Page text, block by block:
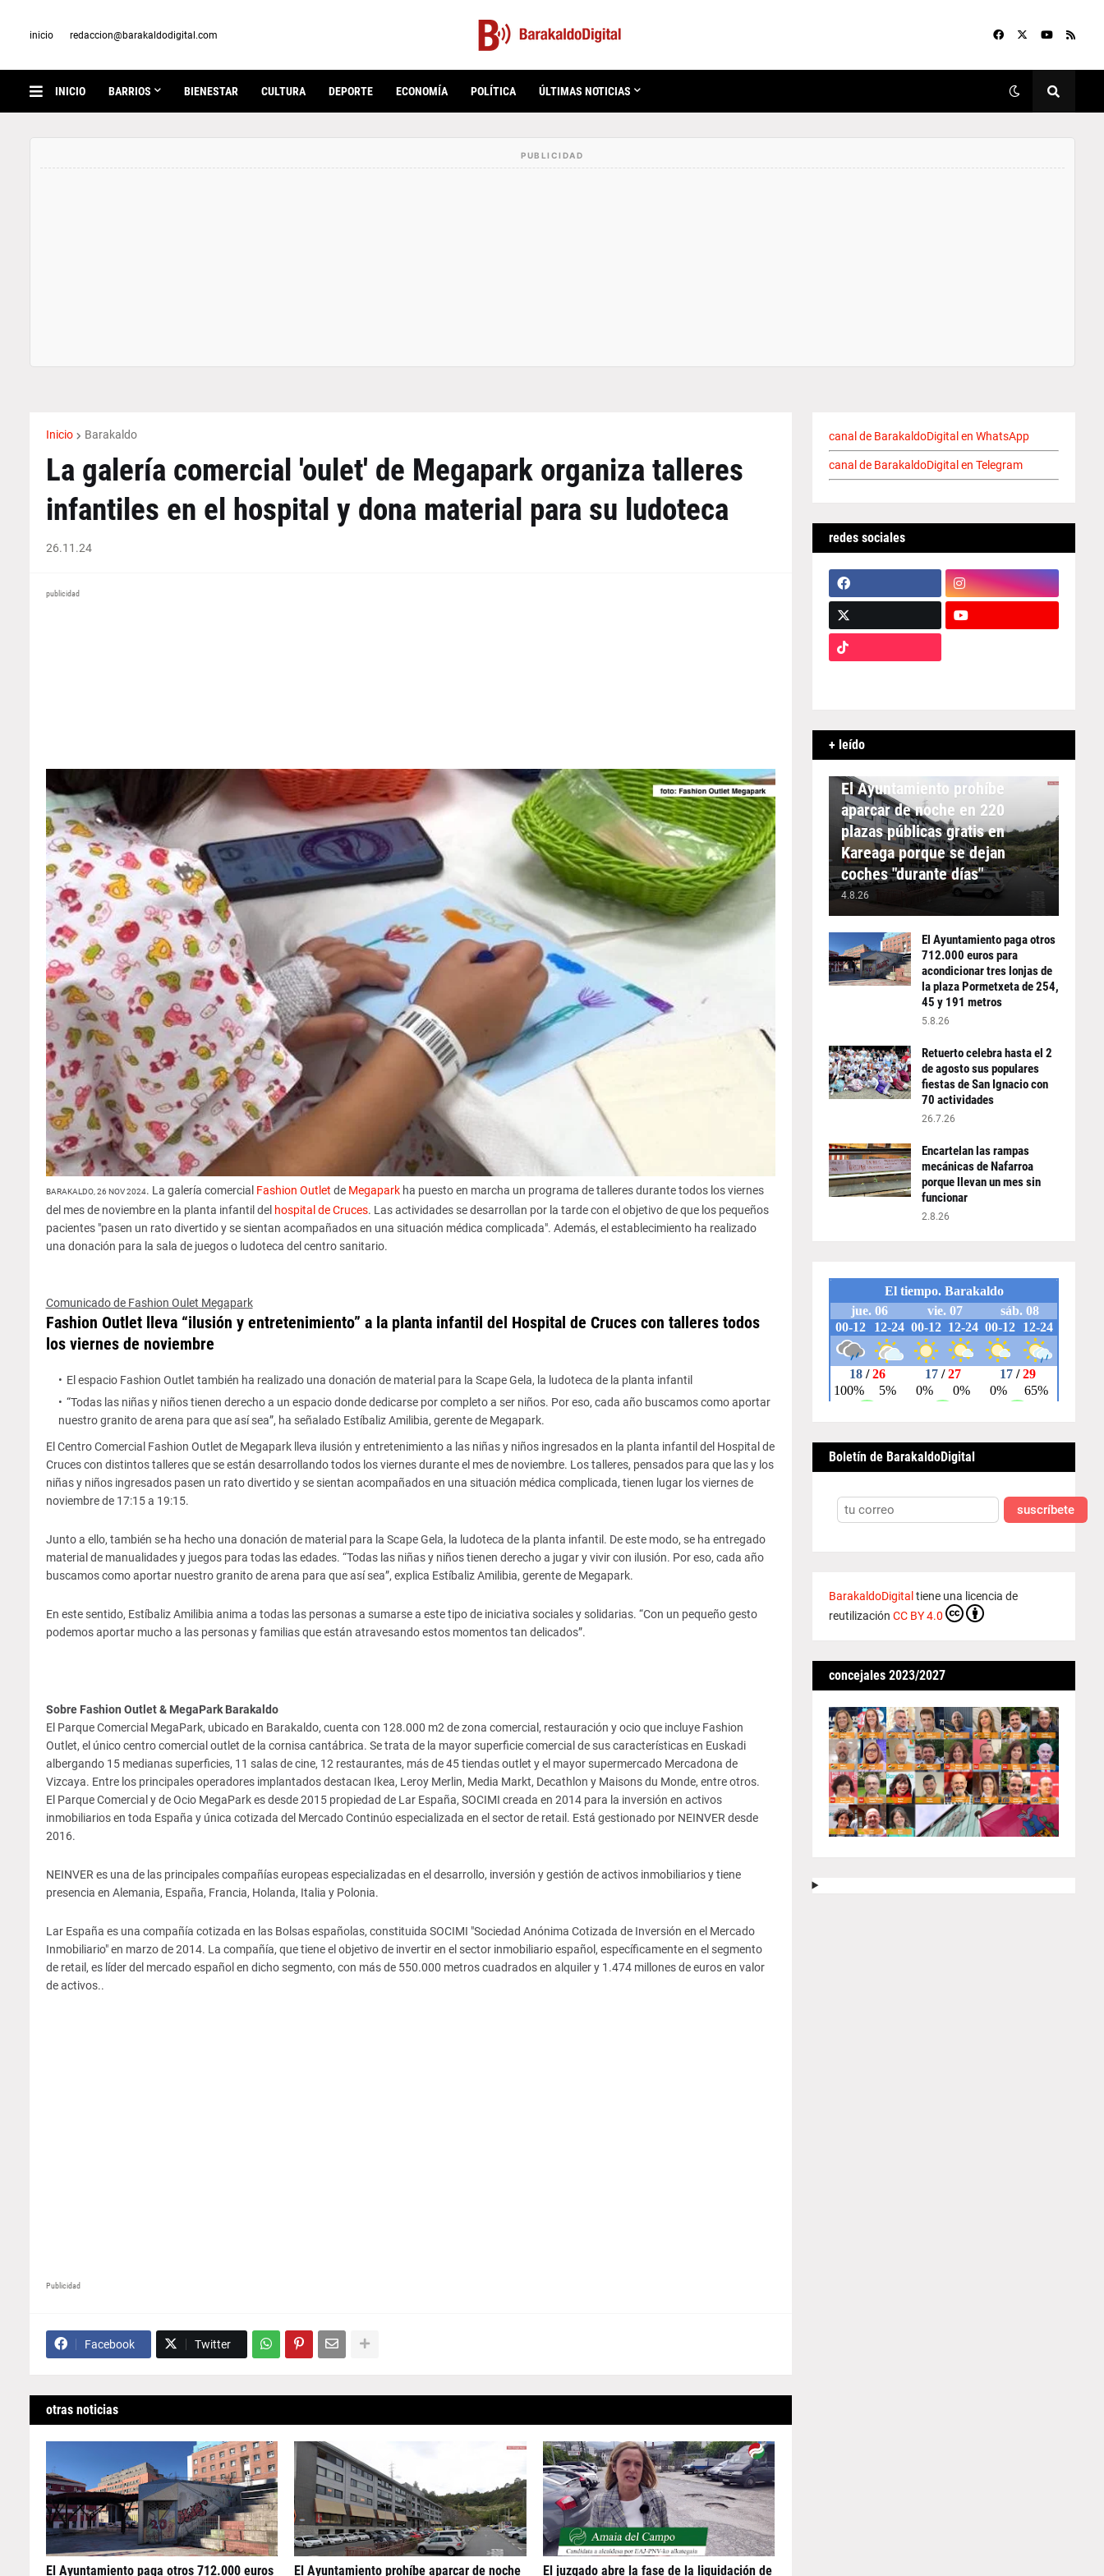
inicio redaccion@barakaldodigital.com
INICIO BARRIOS BIENESTAR CULTURA DEPORTE ECONOMÍA POLÍTICA ÚLTIMAS NOTICIAS
Inicio Barakaldo
La galería comercial 'oulet' de Megapark organiza talleres
infantiles en el hospital y dona material para su ludoteca
26.11.24
publicidad
BARAKALDO, 26 NOV 2024. La galería comercial Fashion Outlet de Megaparkha puesto en marcha un programa de talleres durante todos los viernes
del mes de noviembre en la planta infantil del hospital de Cruces. Las actividades se desarrollan por la tarde con el objetivo de que los pequeños
pacientes "pasen un rato divertido y se sientan acompañados en una situación médica complicada". Además, el establecimiento ha realizado
una donación para la sala de juegos o ludoteca del centro sanitario.
Comunicado de Fashion Oulet Megapark
Fashion Outlet lleva “ilusión y entretenimiento” a la planta infantil del Hospital de Cruces con talleres todos
los viernes de noviembre
El espacio Fashion Outlet también ha realizado una donación de material para la Scape Gela, la ludoteca de la planta infantil
“Todas las niñas y niños tienen derecho a un espacio donde dedicarse por completo a ser niños. Por eso, cada año buscamos como aportar
nuestro granito de arena para que así sea”, ha señalado Estíbaliz Amilibia, gerente de Megapark.
El Centro Comercial Fashion Outlet de Megapark lleva ilusión y entretenimiento a las niñas y niños ingresados en la planta infantil del Hospital de
Cruces con distintos talleres que se están desarrollando todos los viernes durante el mes de noviembre. Los talleres, pensados para que las y los
niñas y niños ingresados pasen un rato divertido y se sientan acompañados en una situación médica complicada, tienen lugar los viernes de
noviembre de 17:15 a 19:15.
Junto a ello, también se ha hecho una donación de material para la Scape Gela, la ludoteca de la planta infantil. De este modo, se ha entregado
material de manualidades y juegos para todas las edades. “Todas las niñas y niños tienen derecho a jugar y vivir con ilusión. Por eso, cada año
buscamos como aportar nuestro granito de arena para que así sea”, explica Estíbaliz Amilibia, gerente de Megapark.
En este sentido, Estíbaliz Amilibia anima a todas las personas a sumarse a este tipo de iniciativa sociales y solidarias. “Con un pequeño gesto
podemos aportar mucho a las personas y familias que están atravesando estos momentos tan delicados”.
Sobre Fashion Outlet & MegaPark Barakaldo
El Parque Comercial MegaPark, ubicado en Barakaldo, cuenta con 128.000 m2 de zona comercial, restauración y ocio que incluye Fashion
Outlet, el único centro comercial outlet de la cornisa cantábrica. Se trata de la mayor superficie comercial de sus características en Euskadi
albergando 15 medianas superficies, 11 salas de cine, 12 restaurantes, más de 45 tiendas outlet y el mayor supermercado Mercadona de
Vizcaya. Entre los principales operadores implantados destacan Ikea, Leroy Merlin, Media Markt, Decathlon y Maisons du Monde, entre otros.
El Parque Comercial y de Ocio MegaPark es desde 2015 propiedad de Lar España, SOCIMI creada en 2014 para la inversión en activos
inmobiliarios en toda España y única cotizada del Mercado Continúo especializada en el sector de retail. Está gestionado por NEINVER desde
2016.
NEINVER es una de las principales compañías europeas especializadas en el desarrollo, inversión y gestión de activos inmobiliarios y tiene
presencia en Alemania, España, Francia, Holanda, Italia y Polonia.
Lar España es una compañía cotizada en las Bolsas españolas, constituida SOCIMI "Sociedad Anónima Cotizada de Inversión en el Mercado
Inmobiliario" en marzo de 2014. La compañía, que tiene el objetivo de invertir en el sector inmobiliario español, específicamente en el segmento
de retail, es líder del mercado español en dicho segmento, con más de 550.000 metros cuadrados en alquiler y 1.474 millones de euros en valor
de activos..
Publicidad
Facebook Twitter
otras noticias
El Ayuntamiento paga otros 712.000 euros El Ayuntamiento prohíbe aparcar de noche El juzgado abre la fase de la liquidación de
canal de BarakaldoDigital en WhatsApp
canal de BarakaldoDigital en Telegram
redes sociales
+ leído
APARCAMIENTO
El Ayuntamiento prohíbe
aparcar de noche en 220
plazas públicas gratis en
Kareaga porque se dejan
coches "durante días"
4.8.26
El Ayuntamiento paga otros
712.000 euros para
acondicionar tres lonjas de
la plaza Pormetxeta de 254,
45 y 191 metros
5.8.26
Retuerto celebra hasta el 2
de agosto sus populares
fiestas de San Ignacio con
70 actividades
26.7.26
Encartelan las rampas
mecánicas de Nafarroa
porque llevan un mes sin
funcionar
2.8.26
Boletín de BarakaldoDigital
suscríbete
BarakaldoDigital tiene una licencia de
reutilización CC BY 4.0
concejales 2023/2027